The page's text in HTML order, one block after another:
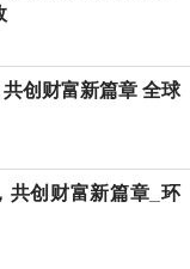
创财富新篇章 全球
共创财富新篇章_环